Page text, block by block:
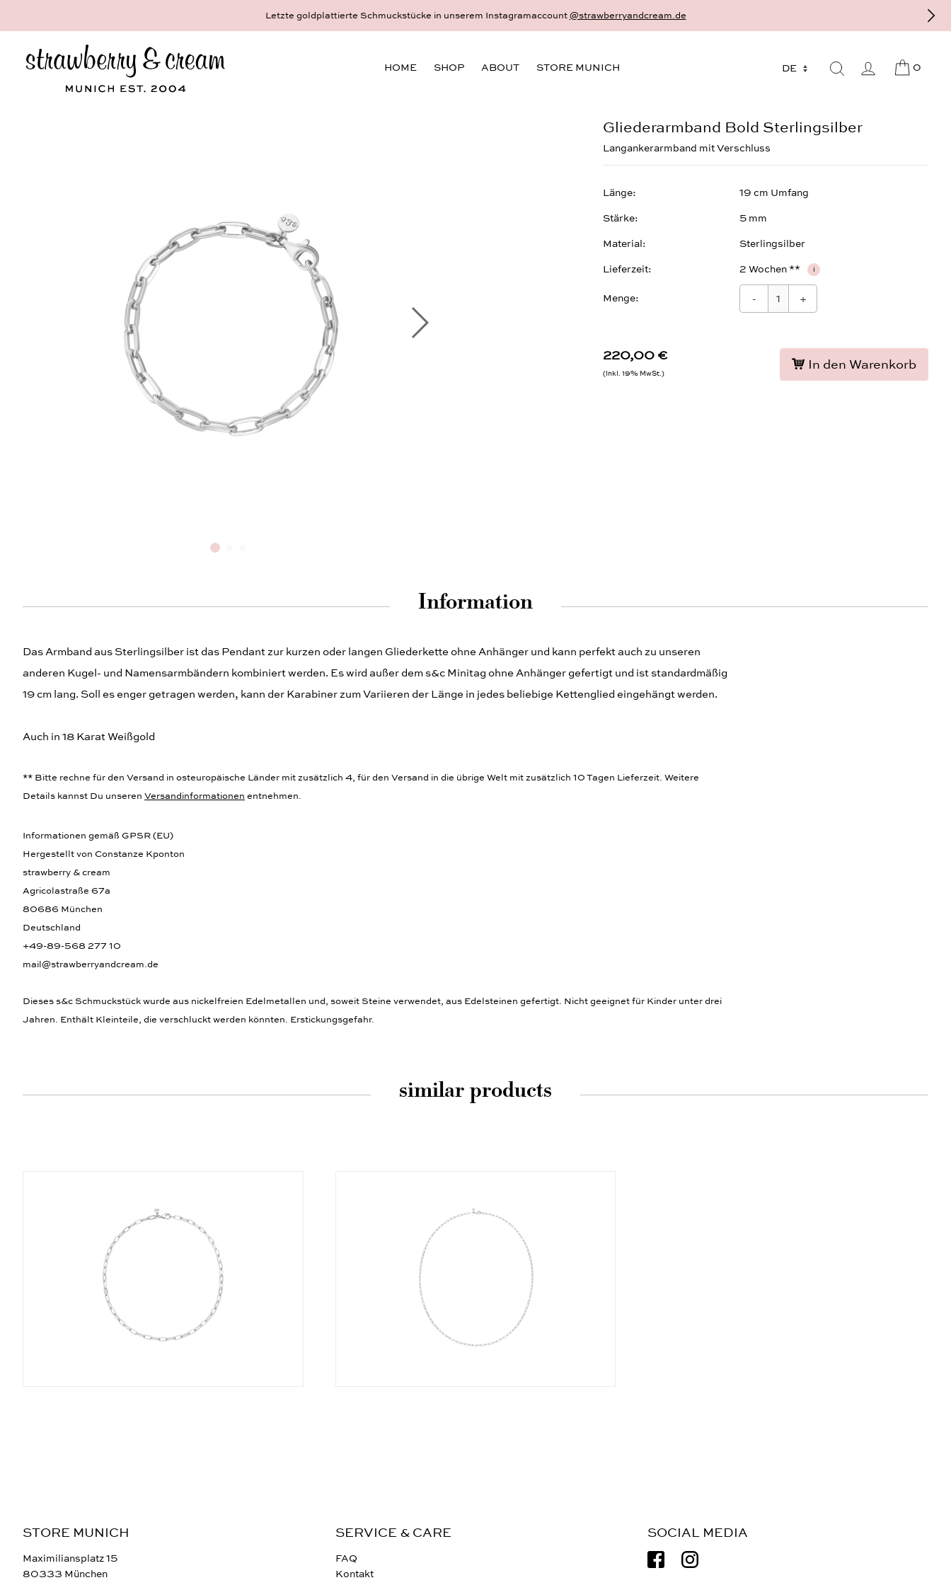
Dein schönster und persönlichster Schmuck - 18 Karat Gold und Sterlingsilber - gefertigt als Einzelstück auf Bestellung, individuell und
HOME SHOP ABOUT STORE MUNICH 0
Gliederarmband Bold Sterlingsilber
Langankerarmband mit Verschluss
220,00 €
Inkl. 19% MwSt.
Länge 19 cm Umfang
Stärke 5 mm
Material Sterlingsilber
Lieferzeit 2 Wochen ** i
Menge: - +
In den Warenkorb
Information
Das Armband aus Sterlingsilber ist das Pendant zur kurzen oder langen Gliederkette ohne Anhänger und kann perfekt auch zu unseren
anderen Kugel- und Namensarmbändern kombiniert werden. Es wird außer dem s&c Minitag ohne Anhänger gefertigt und ist standardmäßig
19 cm lang. Soll es enger getragen werden, kann der Karabiner zum Variieren der Länge in jedes beliebige Kettenglied eingehängt werden.
Auch in 18 Karat Weißgold
** Bitte rechne für den Versand in osteuropäische Länder mit zusätzlich 4, für den Versand in die übrige Welt mit zusätzlich 10 Tagen Lieferzeit. Weitere
Details kannst Du unseren Versandinformationen entnehmen.
Informationen gemäß GPSR (EU)
Hergestellt von Constanze Kponton
strawberry & cream
Agricolastraße 67a
80686 München
Deutschland
+49-89-568 277 10
mail@strawberryandcream.de
Dieses s&c Schmuckstück wurde aus nickelfreien Edelmetallen und, soweit Steine verwendet, aus Edelsteinen gefertigt. Nicht geeignet für Kinder unter drei
Jahren. Enthält Kleinteile, die verschluckt werden könnten. Erstickungsgefahr.
similar products
STORE MUNICH
Maximiliansplatz 15
80333 München
SERVICE & CARE
FAQ
Kontakt
SOCIAL MEDIA